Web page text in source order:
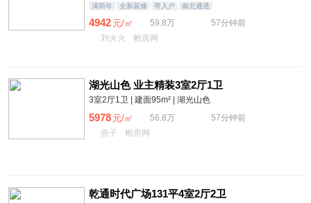
满两年 全新装修 带入户 南北通透
4942 元/㎡ 59.8万
57分钟前
刘火火
郴房网
湖光山色 业主精装3室2厅1卫
3室2厅1卫 | 建面95m² | 湖光山色
5978 元/㎡ 56.8万
57分钟前
燕子
郴房网
乾通时代广场131平4室2厅2卫